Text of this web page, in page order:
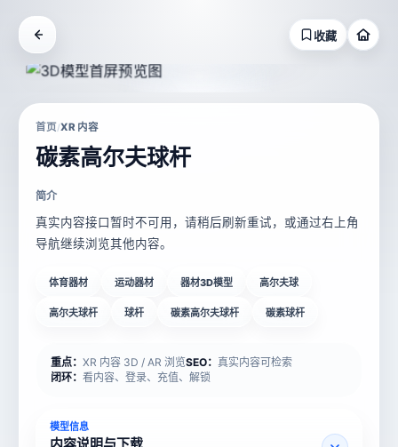
收藏
首页/XR 内容
碳素高尔夫球杆
简介
真实内容接口暂时不可用，请稍后刷新重试，或通过右上角
导航继续浏览其他内容。
体育器材 运动器材 器材3D模型 高尔夫球
高尔夫球杆 球杆 碳素高尔夫球杆 碳素球杆
重点： XR 内容 3D / AR 浏览SEO： 真实内容可检索
闭环： 看内容、登录、充值、解锁
模型信息